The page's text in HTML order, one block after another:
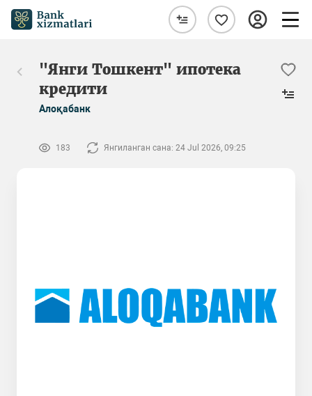
"Янги Тошкент" ипотека
кредити
Алоқабанк
183 Янгиланган сана: 24 Jul 2026, 09:25